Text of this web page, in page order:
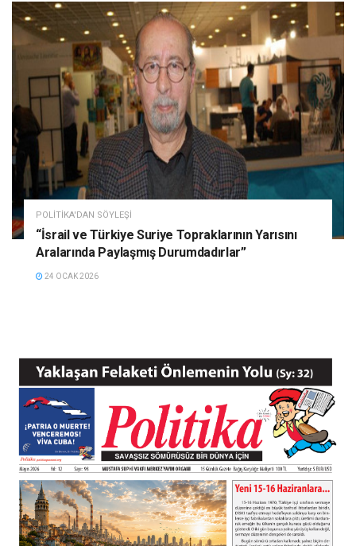
POLITIKA'DAN SÖYLEŞI
“İsrail ve Türkiye Suriye Topraklarının Yarısını
Aralarında Paylaşmış Durumdadırlar”
24 OCAK 2026